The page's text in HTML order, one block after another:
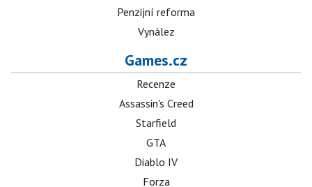
Penzijní reforma
Vynález
Games.cz
Recenze
Assassin's Creed
Starfield
GTA
Diablo IV
Forza